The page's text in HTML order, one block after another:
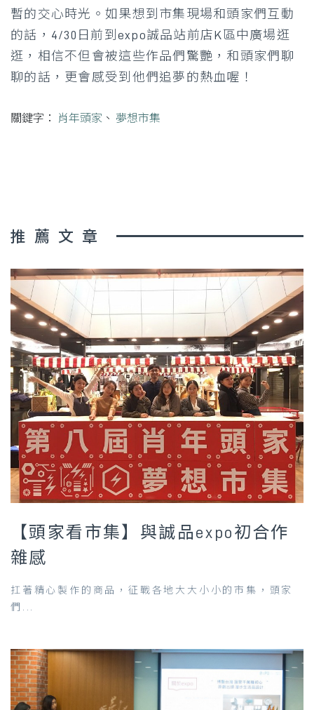
暫的交心時光。如果想到市集現場和頭家們互動
的話，4/30日前到expo誠品站前店K區中廣場逛
逛，相信不但會被這些作品們驚艷，和頭家們聊
聊的話，更會感受到他們追夢的熱血喔！
關鍵字： 肖年頭家 、 夢想市集
推薦文章
【頭家看市集】與誠品expo初合作
雜感
扛著精心製作的商品，征戰各地大大小小的市集，頭家
們...